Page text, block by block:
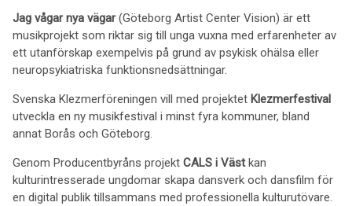
Jag vågar nya vägar(Göteborg Artist Center Vision) är ett
musikprojekt som riktar sig till unga vuxna med erfarenheter av
ett utanförskap exempelvis på grund av psykisk ohälsa eller
neuropsykiatriska funktionsnedsättningar.
Svenska Klezmerföreningen vill med projektet Klezmerfestival
utveckla en ny musikfestival i minst fyra kommuner, bland
annat Borås och Göteborg.
Genom Producentbyråns projekt CALS i Väst kan
kulturintresserade ungdomar skapa dansverk och dansfilm för
en digital publik tillsammans med professionella kulturutövare.